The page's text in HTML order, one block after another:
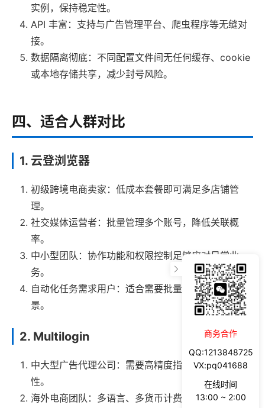
实例，保持稳定性。
API 丰富：支持与广告管理平台、爬虫程序等无缝对
接。
数据隔离彻底：不同配置文件间无任何缓存、cookie
或本地存储共享，减少封号风险。
四、适合人群对比
1. 云登浏览器
初级跨境电商卖家：低成本套餐即可满足多店铺管
理。
社交媒体运营者：批量管理多个账号，降低关联概
率。
中小型团队：协作功能和权限控制足够应对日常业
务。
自动化任务需求用户：适合需要批量化重复操作的场
景。
2. Multilogin
中大型广告代理公司：需要高精度指纹和双引擎兼容
性。
海外电商团队：多语言、多货币计费方便全球团队使
商务合作
QQ:1213848725
VX:pq041688
在线时间
13:00 ~ 2:00